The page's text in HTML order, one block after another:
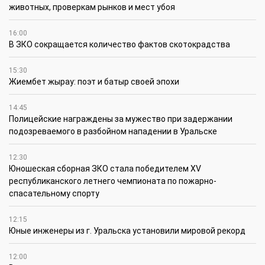
животных, проверкам рынков и мест убоя
16:00
В ЗКО сокращается количество фактов скотокрадства
15:30
Жиембет жырау: поэт и батыр своей эпохи
14:45
Полицейские награждены за мужество при задержании
подозреваемого в разбойном нападении в Уральске
12:30
Юношеская сборная ЗКО стала победителем XV
республиканского летнего чемпионата по пожарно-
спасательному спорту
12:15
Юные инженеры из г. Уральска установили мировой рекорд
12:00